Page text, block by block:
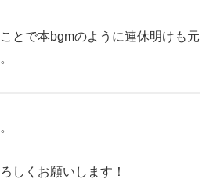
とで本bgmのように連休明けも元
しくお願いします！